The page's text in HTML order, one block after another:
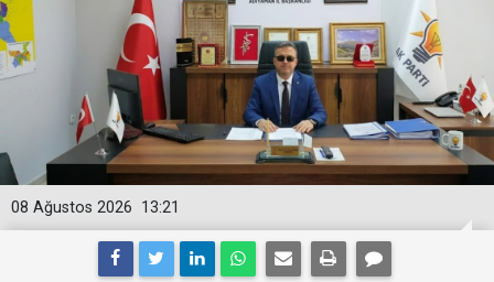
13:21
08 Ağustos 2026